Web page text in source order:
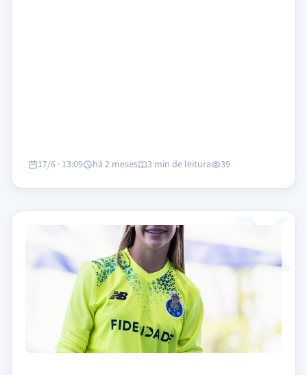
17/6 · 13:09 há 2 meses 3 min de leitura 39